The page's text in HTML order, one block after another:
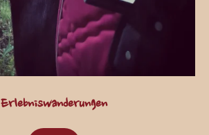
Erlebniswanderungen